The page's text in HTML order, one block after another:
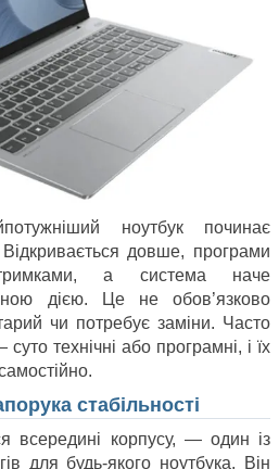
ноутбук починає
довше, програми
а система наче
дією. Це не обов’язково
чи потребує заміни. Часто
технічні або програмні, і їх
стабільності
всередині корпусу, — один із
для будь-якого ноутбука. Він